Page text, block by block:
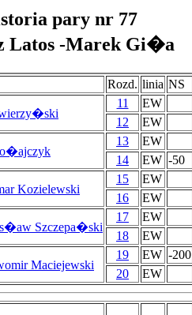
pary nr 77
Latos -Marek Gi�a
Rozd. linia NS
11 EW
12
EW
13 EW
14
EW -50
Kozielewski
15 EW
16
EW
Szczepa�ski
17 EW
18
EW
Maciejewski
19 EW -200
20
EW